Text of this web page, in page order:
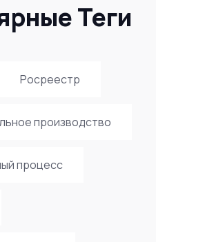
Теги
Росреестр
производство
процесс